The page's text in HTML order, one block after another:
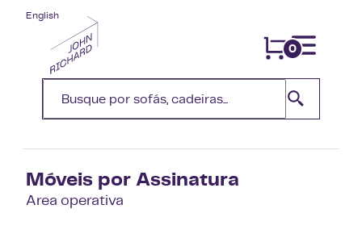
0
English
Móveis por Assinatura
Area operativa